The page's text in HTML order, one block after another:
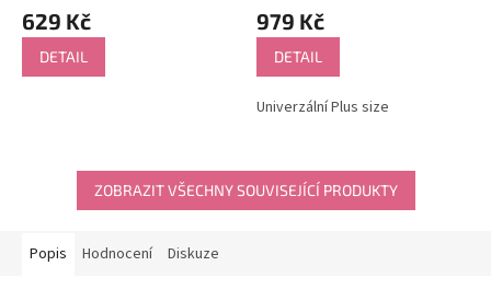
629 Kč
DETAIL
979 Kč
DETAIL
Univerzální Plus size
ZOBRAZIT VŠECHNY SOUVISEJÍCÍ PRODUKTY
Popis Hodnocení Diskuze